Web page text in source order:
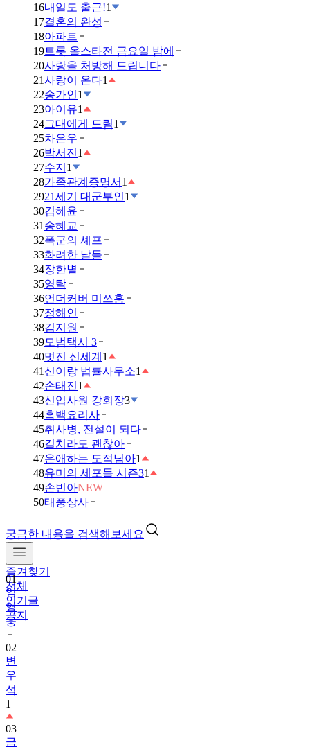
16내일도 출근!1
17결혼의 완성
18아파트
19트롯 올스타전 금요일 밤에
20사랑을 처방해 드립니다
21사랑이 온다1
22송가인1
23아이유1
24그대에게 드림1
25차은우
26박서진1
27수지 1
28가족관계증명서 1
2921세기 대군부인1
30김혜윤
31 송혜교
32폭군의 셰프
33화려한 날들
34장한별
35영탁
36언더커버 미쓰홍
37정해인
38김지원
39모범택시 3
40멋진 신세계 1
41 신이랑 법률사무소1
42손태진1
43신입사원 강회장3
44흑백요리사
45취사병, 전설이 되다
46길치라도 괜찮아
47은애하는 도적님아1
48유미의 세포들 시즌31
49손빈아NEW
50태풍상사
궁금한 내용을 검색해보세요
즐겨찾기
전체
인기글
공지
01
임
영
웅
02
변
우
석
1
03
금